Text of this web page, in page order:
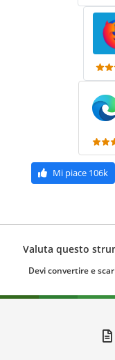
Mi piace 106k
Valuta questo
Devi convertire e